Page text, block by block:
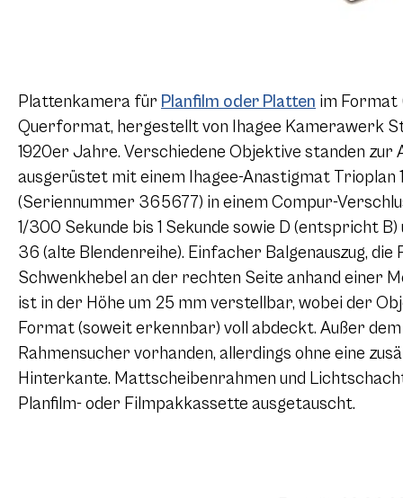
Plattenkamera für Planfilm oder Platten im Format
Querformat, hergestellt von Ihagee Kamerawerk
1920er Jahre. Verschiedene Objektive standen zur
ausgerüstet mit einem Ihagee-Anastigmat Trioplan
(Seriennummer 365677) in einem Compur-
1/300 Sekunde bis 1 Sekunde sowie D (entspricht
36 (alte Blendenreihe). Einfacher Balgenauszug,
Schwenkhebel an der rechten Seite anhand einer
ist in der Höhe um 25 mm verstellbar, wobei der
Format (soweit erkennbar) voll abdeckt. Außer
Rahmensucher vorhanden, allerdings ohne eine
Hinterkante. Mattscheibenrahmen und
Planfilm- oder Filmpakkassette ausgetauscht.